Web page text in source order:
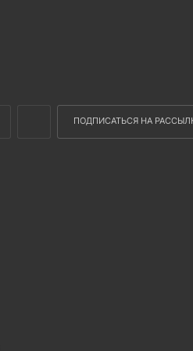
ПОДПИСАТЬСЯ НА